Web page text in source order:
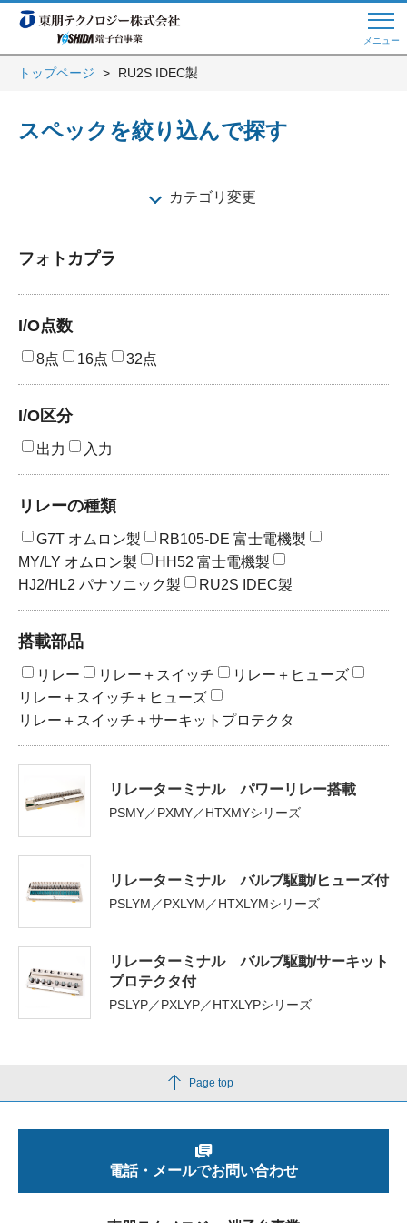
メニュー
電話・メールでお問い合わせ
トップページへ
東朋テクノロジーサイトへ
会員登録
製品検索
トップページ RU2S IDEC製
スペックを絞り込んで探す
カテゴリ変更
フォトカプラ
I/O点数
8点 16点 32点
I/O区分
出力 入力
リレーの種類
G7T オムロン製
RB105-DE 富士電機製
MY/LY オムロン製
HH52 富士電機製
HJ2/HL2 パナソニック製
RU2S IDEC製
搭載部品
リレー リレー＋スイッチ
リレー＋ヒューズ
リレー＋スイッチ＋ヒューズ
リレー＋スイッチ＋サーキットプロテクタ
リレーターミナル パワーリレー搭載
PSMY／PXMY／HTXMYシリーズ
リレーターミナル バルブ駆動/ヒューズ付
PSLYM／PXLYM／HTXLYMシリーズ
リレーターミナル バルブ駆動/サーキット
プロテクタ付
PSLYP／PXLYP／HTXLYPシリーズ
Page top
電話・メールでお問い合わせ